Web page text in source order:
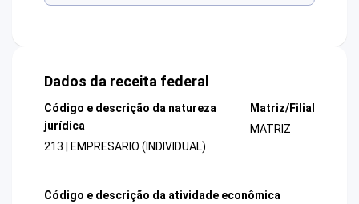
Dados da receita federal
Código e descrição da natureza
jurídica
213 | EMPRESARIO (INDIVIDUAL)
Matriz/Filial
MATRIZ
Código e descrição da atividade econômica